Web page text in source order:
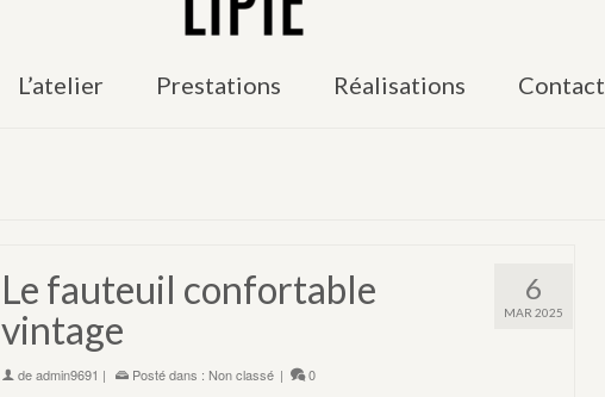
L’atelier Prestations Réalisations Contact
6
MAR 2025
Le fauteuil confortable
vintage
deadmin9691 | Posté dans : Non classé | 0